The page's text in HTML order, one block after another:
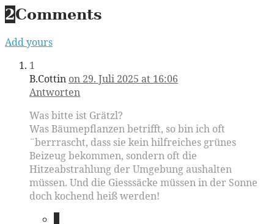
2Comments
Add yours
1
B.Cottin on 29. Juli 2025 at 16:06
Antworten
Was bitte ist Grätzl?
Was Bäumepflanzen betrifft, so bin ich oft
¨berrrascht, dass sie kein hilfreiches grünes
Beizeug bekommen, sondern oft die
Hitzeabstrahlung der Umgebung aushalten
müssen. Und die Giesssäcke müssen in der Sonne
doch kochend heiß werden!